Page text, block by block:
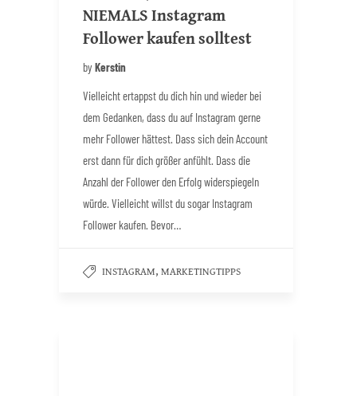
NIEMALS Instagram
Follower kaufen solltest
by Kerstin
Vielleicht ertappst du dich hin und wieder bei
dem Gedanken, dass du auf Instagram gerne
mehr Follower hättest. Dass sich dein Account
erst dann für dich größer anfühlt. Dass die
Anzahl der Follower den Erfolg widerspiegeln
würde. Vielleicht willst du sogar Instagram
Follower kaufen. Bevor…
INSTAGRAM, MARKETINGTIPPS